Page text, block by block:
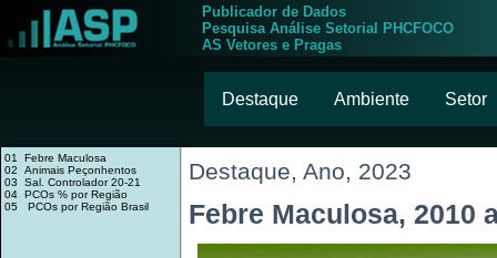
Publicador de Dados
Pesquisa Análise Setorial PHCFOCO
AS Vetores e Pragas
Destaque Ambiente Setor
01 Febre Maculosa
02 Animais Peçonhentos
03 Sal. Controlador 20-21
04 PCOs % por Região
05 PCOs por Região Brasil
Destaque, Ano, 2023
Febre Maculosa, 2010